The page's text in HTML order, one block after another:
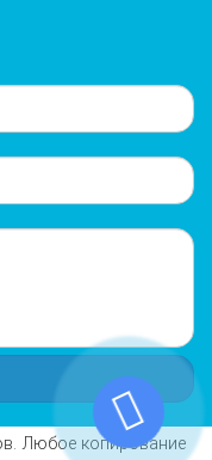
Любое копирование